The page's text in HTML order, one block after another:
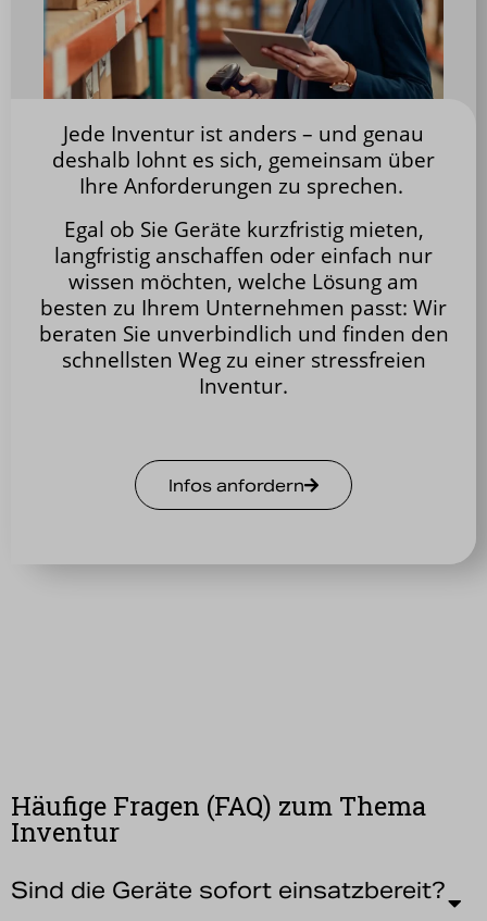
Jede Inventur ist anders – und genau
deshalb lohnt es sich, gemeinsam über
Ihre Anforderungen zu sprechen.
Egal ob Sie Geräte kurzfristig mieten,
langfristig anschaffen oder einfach nur
wissen möchten, welche Lösung am
besten zu Ihrem Unternehmen passt: Wir
beraten Sie unverbindlich und finden den
schnellsten Weg zu einer stressfreien
Inventur.
Infos anfordern
Häufige Fragen (FAQ) zum Thema
Inventur
Sind die Geräte sofort einsatzbereit?